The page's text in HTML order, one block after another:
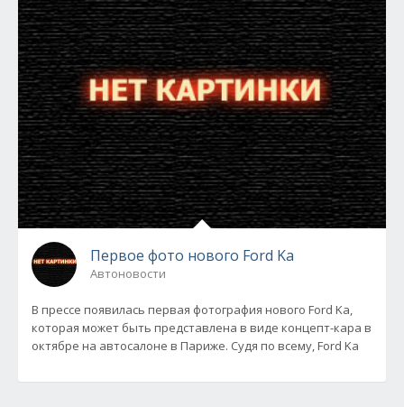
Первое фото нового Ford Ka
Автоновости
В прессе появилась первая фотография нового Ford Ka,
которая может быть представлена в виде концепт-кара в
октябре на автосалоне в Париже. Судя по всему, Ford Ka